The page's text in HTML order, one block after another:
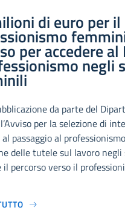
di euro per il
per accedere
negli
da parte del
per la selezione di
passaggio al
delle tutele sul lavoro
il percorso verso il